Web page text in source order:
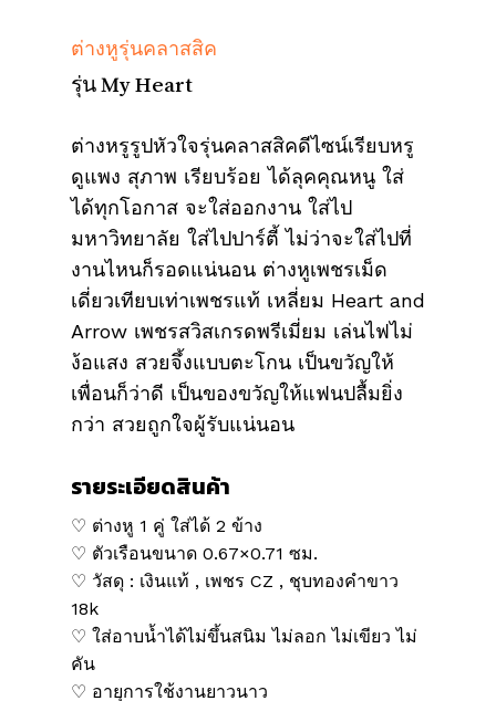
ต่างหูรุ่นคลาสสิค
รุ่น My Heart
ต่างหรูรูปหัวใจรุ่นคลาสสิคดีไซน์เรียบหรู
ดูแพง สุภาพ เรียบร้อย ได้ลุคคุณหนู ใส่
ได้ทุกโอกาส จะใส่ออกงาน ใส่ไป
มหาวิทยาลัย ใส่ไปปาร์ตี้ ไม่ว่าจะใส่ไปที่
งานไหนก็รอดแน่นอน ต่างหูเพชรเม็ด
เดี่ยวเทียบเท่าเพชรแท้ เหลี่ยม Heart and
Arrow เพชรสวิสเกรดพรีเมี่ยม เล่นไฟไม่
ง้อแสง สวยจึ้งแบบตะโกน เป็นขวัญให้
เพื่อนก็ว่าดี เป็นของขวัญให้แฟนปลื้มยิ่ง
กว่า สวยถูกใจผู้รับแน่นอน
รายระเอียดสินค้า
♡ ต่างหู 1 คู่ ใส่ได้ 2 ข้าง
♡ ตัวเรือนขนาด 0.67×0.71 ซม.
♡ วัสดุ : เงินแท้ , เพชร CZ , ชุบทองคำขาว
18k
♡ ใส่อาบน้ำได้ไม่ขึ้นสนิม ไม่ลอก ไม่เขียว ไม่
คัน
♡ อายุการใช้งานยาวนาว